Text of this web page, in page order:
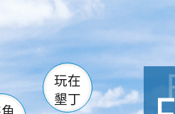
南仁湖
佳樂水
風吹沙龍磐公園
龍坑
玩在
墾丁